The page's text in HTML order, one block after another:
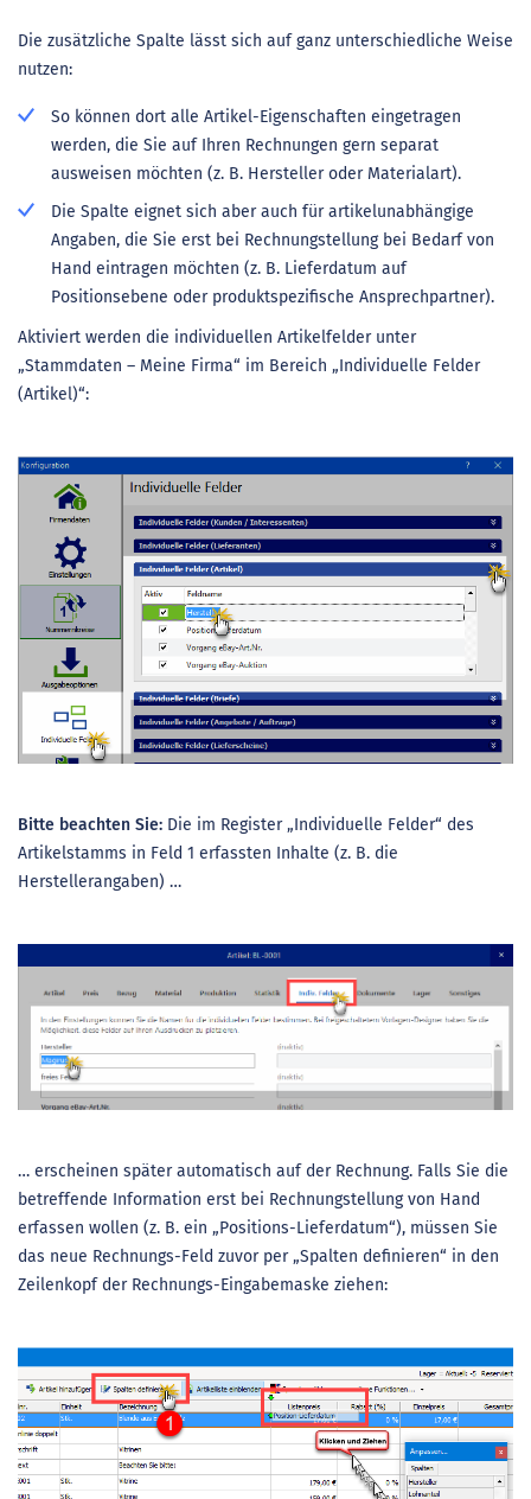
Die zusätzliche Spalte lässt sich auf ganz unterschiedliche Weise
nutzen:
So können dort alle Artikel-Eigenschaften eingetragen
werden, die Sie auf Ihren Rechnungen gern separat
ausweisen möchten (z. B. Hersteller oder Materialart).
Die Spalte eignet sich aber auch für artikelunabhängige
Angaben, die Sie erst bei Rechnungstellung bei Bedarf von
Hand eintragen möchten (z. B. Lieferdatum auf
Positionsebene oder produktspezifische Ansprechpartner).
Aktiviert werden die individuellen Artikelfelder unter
„Stammdaten – Meine Firma“ im Bereich „Individuelle Felder
(Artikel)“:
Bitte beachten Sie: Die im Register „Individuelle Felder“ des
Artikelstamms in Feld 1 erfassten Inhalte (z. B. die
Herstellerangaben) …
… erscheinen später automatisch auf der Rechnung. Falls Sie die
betreffende Information erst bei Rechnungstellung von Hand
erfassen wollen (z. B. ein „Positions-Lieferdatum“), müssen Sie
das neue Rechnungs-Feld zuvor per „Spalten definieren“ in den
Zeilenkopf der Rechnungs-Eingabemaske ziehen: